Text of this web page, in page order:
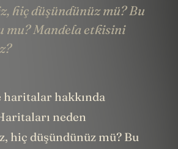
hiç düşündünüz mü? Bu
mu? Mandela etkisini
haritalar hakkında
neden
hiç düşündünüz mü? Bu